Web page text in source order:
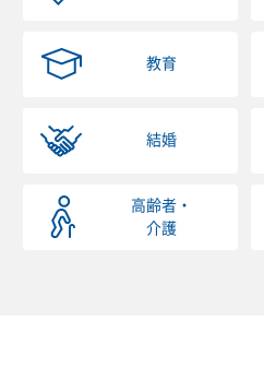
教育
結婚
高齢者・
介護